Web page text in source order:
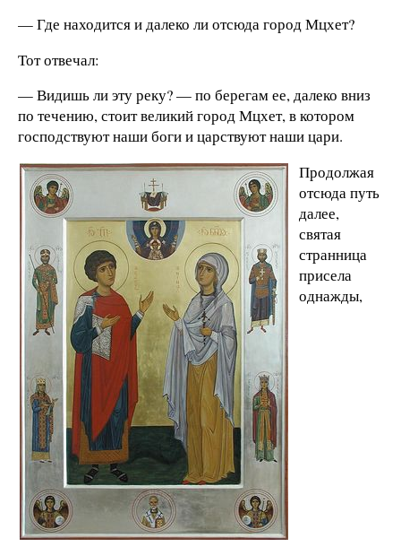
— Где находится и далеко ли отсюда город Мцхет?
Тот отвечал:
— Видишь ли эту реку? — по берегам ее, далеко вниз
по течению, стоит великий город Мцхет, в котором
господствуют наши боги и царствуют наши цари.
Продолжая
отсюда путь
далее,
святая
странница
присела
однажды,